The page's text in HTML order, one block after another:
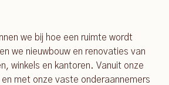
we bij hoe een ruimte wordt
we nieuwbouw en renovaties van
winkels en kantoren. Vanuit onze
en met onze vaste onderaannemers